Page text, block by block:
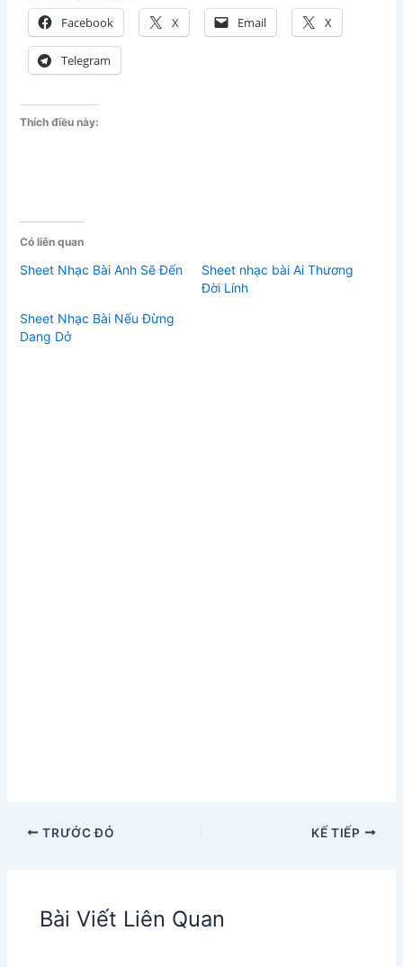
Facebook X Email X
Telegram
Thích điều này:
Có liên quan
Sheet Nhạc Bài Anh Sẽ Đến
Sheet nhạc bài Ai Thương
Đời Lính
Sheet Nhạc Bài Nếu Đừng
Dang Dở
TRƯỚC ĐÓ KẾ TIẾP
Bài Viết Liên Quan